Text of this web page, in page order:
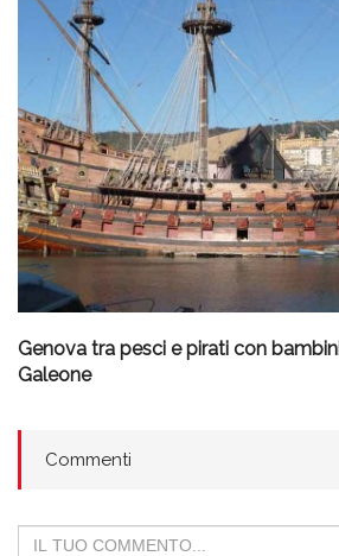
Genova tra pesci e pirati con
Galeone
Commenti